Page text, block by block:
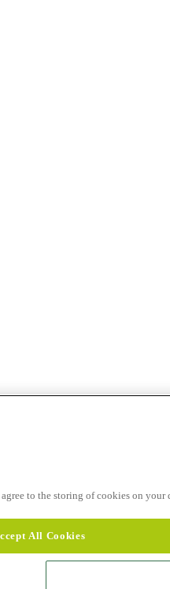
to the storing of cookies on your
All Cookies